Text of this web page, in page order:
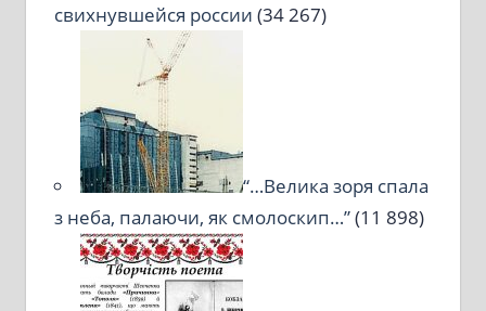
свихнувшейся россии (34 267)
“…Велика зоря спала
з неба, палаючи, як смолоскип…”(11 898)